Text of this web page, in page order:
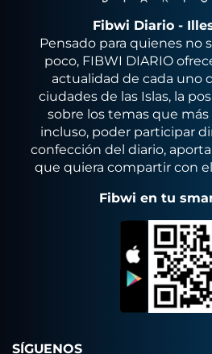
Fibwi Diario -
Pensado para quienes no
poco, FIBWI DIARIO
actualidad de cada uno
ciudades de las Islas, la
sobre los temas que
incluso, poder participar
confección del diario,
que quiera compartir con
Fibwi en tu
SÍGUENOS